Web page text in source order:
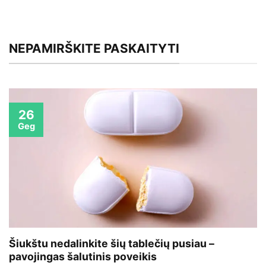
NEPAMIRŠKITE PASKAITYTI
Šiukštu nedalinkite šių tablečių pusiau –
pavojingas šalutinis poveikis
26
Geg